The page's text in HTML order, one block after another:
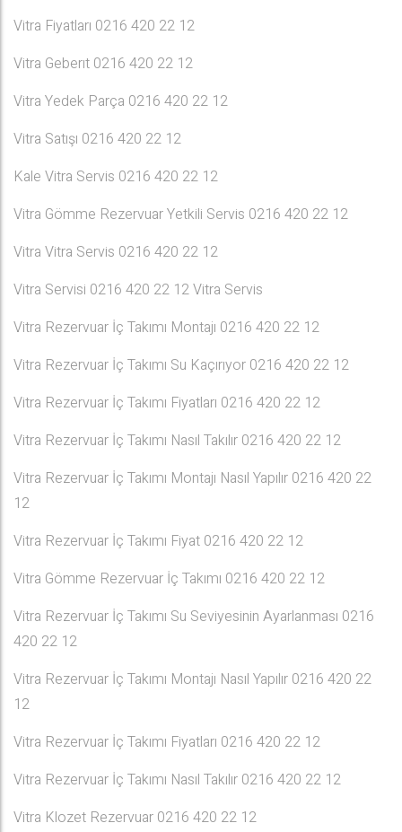
Vitra Fiyatları 0216 420 22 12
Vitra Geberıt 0216 420 22 12
Vitra Yedek Parça 0216 420 22 12
Vitra Satışı 0216 420 22 12
Kale Vitra Servis 0216 420 22 12
Vitra Gömme Rezervuar Yetkili Servis 0216 420 22 12
Vitra Vitra Servis 0216 420 22 12
Vitra Servisi 0216 420 22 12 Vitra Servis
Vitra Rezervuar İç Takımı Montajı 0216 420 22 12
Vitra Rezervuar İç Takımı Su Kaçırıyor 0216 420 22 12
Vitra Rezervuar İç Takımı Fiyatları 0216 420 22 12
Vitra Rezervuar İç Takımı Nasıl Takılır 0216 420 22 12
Vitra Rezervuar İç Takımı Montajı Nasıl Yapılır 0216 420 22
12
Vitra Rezervuar İç Takımı Fiyat 0216 420 22 12
Vitra Gömme Rezervuar İç Takımı 0216 420 22 12
Vitra Rezervuar İç Takımı Su Seviyesinin Ayarlanması 0216
420 22 12
Vitra Rezervuar İç Takımı Montajı Nasıl Yapılır 0216 420 22
12
Vitra Rezervuar İç Takımı Fiyatları 0216 420 22 12
Vitra Rezervuar İç Takımı Nasıl Takılır 0216 420 22 12
Vitra Klozet Rezervuar 0216 420 22 12